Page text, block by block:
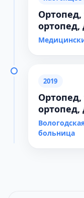
Ортопед,
ортопед,
2019
Ортопед,
ортопед,
больница